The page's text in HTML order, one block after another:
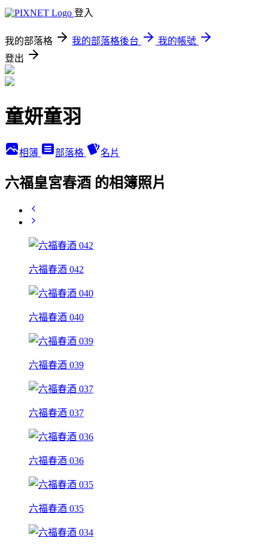
登入
我的部落格 我的部落格後台
我的帳號
登出
童妍童羽
相簿 部落格 名片
六福皇宮春酒 的相簿照片
六福春酒 042
六福春酒 040
六福春酒 039
六福春酒 037
六福春酒 036
六福春酒 035